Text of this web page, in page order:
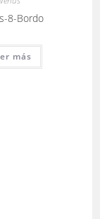
8-Bordo
más